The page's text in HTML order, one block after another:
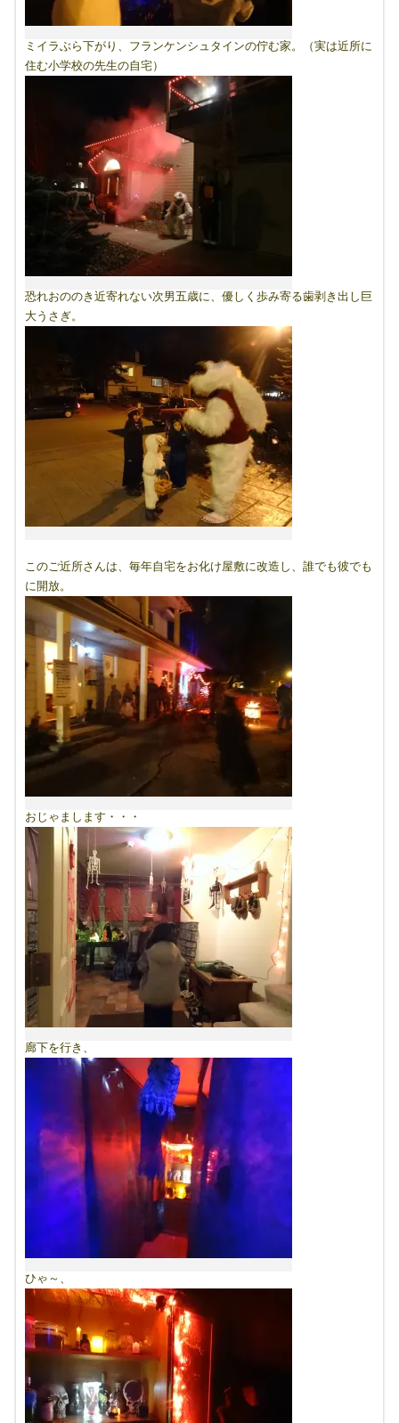
ミイラぶら下がり、フランケンシュタインの佇む家。（実は近所に
住む小学校の先生の自宅）
恐れおののき近寄れない次男五歳に、優しく歩み寄る歯剥き出し巨
大うさぎ。
このご近所さんは、毎年自宅をお化け屋敷に改造し、誰でも彼でも
に開放。
おじゃまします・・・
廊下を行き、
ひゃ～、